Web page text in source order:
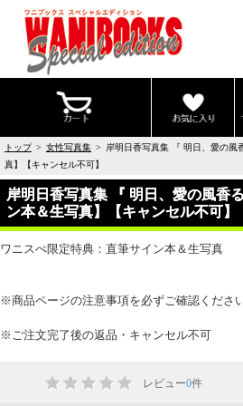
トップ> 女性写真集 > 岸明日香写真集 『 明日、愛の風
真】【キャンセル不可】
岸明日香写真集 『 明日、愛の風香
ン本＆生写真】【キャンセル不可】
ワニスぺ限定特典：直筆サイン本＆生写真
※商品ページの注意事項を必ずご確認ください
※ご注文完了後の返品・キャンセル不可
レビュー0件